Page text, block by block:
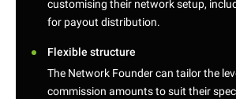
customising their network setup,
for payout distribution.
Flexible structure
The Network Founder can tailor the
commission amounts to suit their